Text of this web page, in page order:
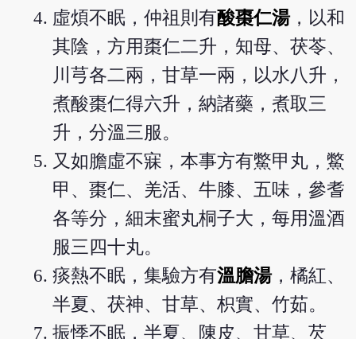
虛煩不眠，仲祖則有酸棗仁湯，以和
其陰，方用棗仁二升，知母、茯苓、
川芎各二兩，甘草一兩，以水八升，
煮酸棗仁得六升，納諸藥，煮取三
升，分溫三服。
又如膽虛不寐，本事方有鱉甲丸，鱉
甲、棗仁、羌活、牛膝、五味，參耆
各等分，細末蜜丸桐子大，每用溫酒
服三四十丸。
痰熱不眠，集驗方有溫膽湯，橘紅、
半夏、茯神、甘草、枳實、竹茹。
振悸不眠，半夏、陳皮、甘草、芡